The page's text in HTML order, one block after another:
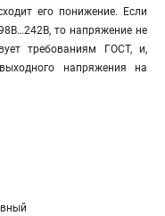
его понижение. Если
то напряжение не
требованиям ГОСТ, и,
напряжения на